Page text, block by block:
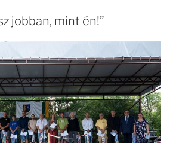
jobban, mint én!”